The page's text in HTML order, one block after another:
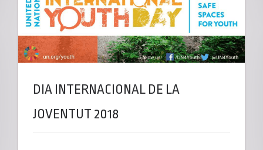
DIA INTERNACIONAL DE LA
JOVENTUT 2018